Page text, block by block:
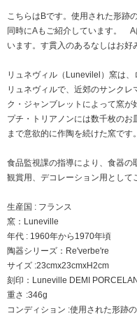
こちらはBです。使用された形跡
同時にAもご紹介しています。 A
います。す貫入のあるなしはお好
リュネヴィル（Lunevilel）窯は
リュネヴィルで、近郊のサンク
ク・ジャンブレットによって窯が
プチ・トリアノンには数千枚の
まで意欲的に作陶を続けた窯です。
食品監視課の指導により、食器の
観賞用、デコレーション用として
生産国 : フランス
窯：Luneville
年代 : 1960年から1970年頃
陶器シリーズ：Re'verbe're
サイズ :23cmx23cmxH2cm
刻印：Luneville DEMI
重さ :346g
コンディション :使用された形跡